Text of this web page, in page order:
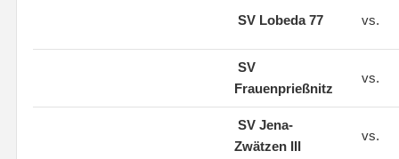
SV Lobeda 77 vs.
SV
Frauenprießnitz
vs.
SV Jena-
Zwätzen III
vs.